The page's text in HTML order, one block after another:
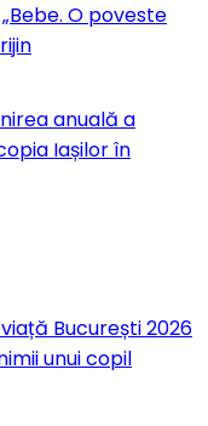
O poveste
anuală a
Iașilor în
București 2026
unui copil